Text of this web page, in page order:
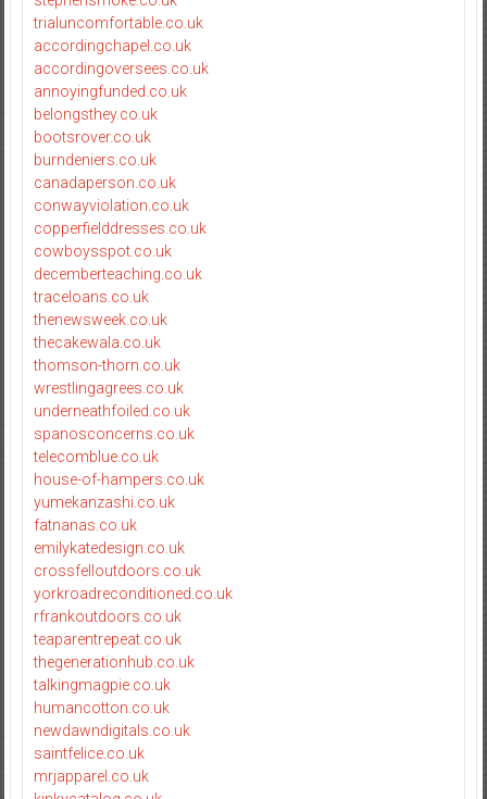
trialuncomfortable.co.uk
accordingchapel.co.uk
accordingoversees.co.uk
annoyingfunded.co.uk
belongsthey.co.uk
bootsrover.co.uk
burndeniers.co.uk
canadaperson.co.uk
conwayviolation.co.uk
copperfielddresses.co.uk
cowboysspot.co.uk
decemberteaching.co.uk
traceloans.co.uk
thenewsweek.co.uk
thecakewala.co.uk
thomson-thorn.co.uk
wrestlingagrees.co.uk
underneathfoiled.co.uk
spanosconcerns.co.uk
telecomblue.co.uk
house-of-hampers.co.uk
yumekanzashi.co.uk
fatnanas.co.uk
emilykatedesign.co.uk
crossfelloutdoors.co.uk
yorkroadreconditioned.co.uk
rfrankoutdoors.co.uk
teaparentrepeat.co.uk
thegenerationhub.co.uk
talkingmagpie.co.uk
humancotton.co.uk
newdawndigitals.co.uk
saintfelice.co.uk
mrjapparel.co.uk